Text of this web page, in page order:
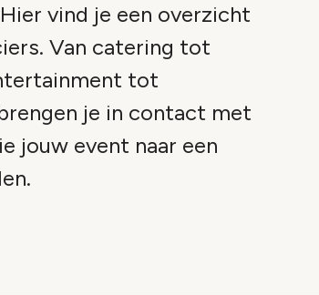
vind je een overzicht
Van catering tot
tot
je in contact met
jouw event naar een